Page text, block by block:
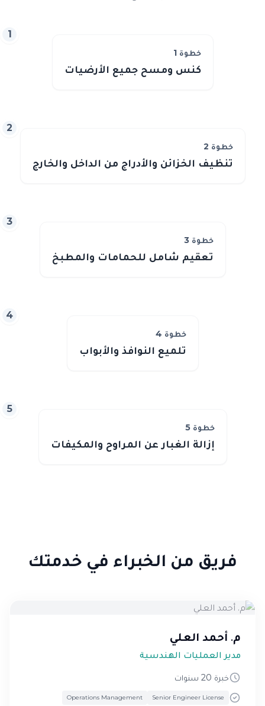
خطوة 1
كنس ومسح جميع الأرضيات
1
خطوة 2
تنظيف الخزائن والأدراج من الداخل والخارج
2
خطوة 3
تعقيم شامل للحمامات والمطبخ
3
خطوة 4
تلميع النوافذ والأبواب
4
خطوة 5
إزالة الغبار عن المراوح والمكيفات
5
فريق من الخبراء في خدمتك
م. أحمد العلي
مدير العمليات الهندسية
خبرة 20 سنوات
Senior Engineer License
Operations Management